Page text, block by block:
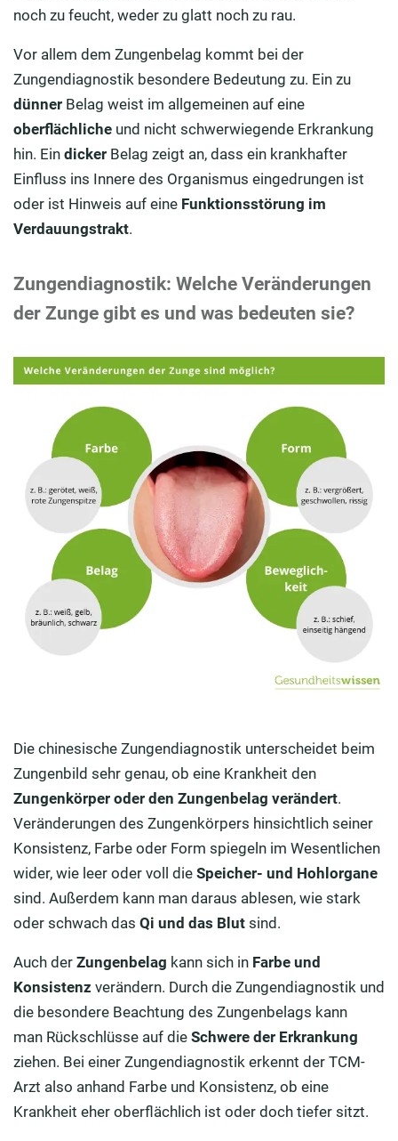
noch zu feucht, weder zu glatt noch zu rau.
Vor allem dem Zungenbelag kommt bei der
Zungendiagnostik besondere Bedeutung zu. Ein zu
dünner Belag weist im allgemeinen auf eine
oberflächliche und nicht schwerwiegende Erkrankung
hin. Ein dicker Belag zeigt an, dass ein krankhafter
Einfluss ins Innere des Organismus eingedrungen ist
oder ist Hinweis auf eine Funktionsstörung im
Verdauungstrakt.
Zungendiagnostik: Welche Veränderungen
der Zunge gibt es und was bedeuten sie?
Die chinesische Zungendiagnostik unterscheidet beim
Zungenbild sehr genau, ob eine Krankheit den
Zungenkörper oder den Zungenbelag verändert.
Veränderungen des Zungenkörpers hinsichtlich seiner
Konsistenz, Farbe oder Form spiegeln im Wesentlichen
wider, wie leer oder voll die Speicher- und Hohlorgane
sind. Außerdem kann man daraus ablesen, wie stark
oder schwach das Qi und das Blut sind.
Auch der Zungenbelag kann sich in Farbe und
Konsistenz verändern. Durch die Zungendiagnostik und
die besondere Beachtung des Zungenbelags kann
man Rückschlüsse auf die Schwere der Erkrankung
ziehen. Bei einer Zungendiagnostik erkennt der TCM-
Arzt also anhand Farbe und Konsistenz, ob eine
Krankheit eher oberflächlich ist oder doch tiefer sitzt.